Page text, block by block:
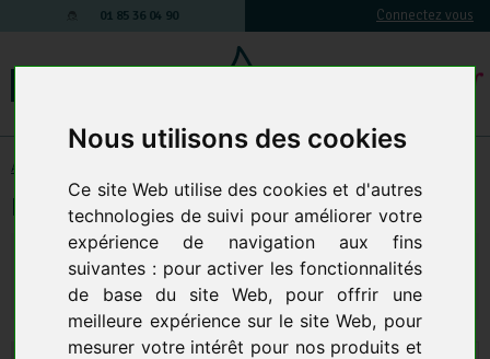
Nous utilisons des cookies
Ce site Web utilise des cookies et d'autres
technologies de suivi pour améliorer votre
expérience de navigation aux fins
suivantes : pour activer les fonctionnalités
de base du site Web, pour offrir une
meilleure expérience sur le site Web, pour
mesurer votre intérêt pour nos produits et
01 85 36 04 90 Connectez vous
Accessoires et Composants
Filtre-chassis plisse emballé PTFE
:
208,79 € HT 206,28 € HT 250,55 € TTC 247,54 € TTC
AJOUTER AU PANIER